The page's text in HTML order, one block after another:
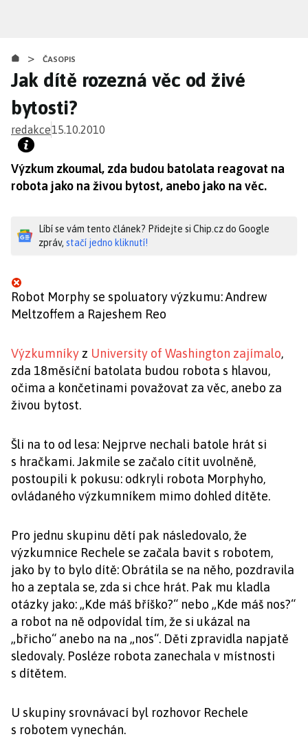
obsahu
> ČASOPIS
Jak dítě rozezná věc od živé
bytosti?
redakce15.10.2010
Výzkum zkoumal, zda budou batolata reagovat na
robota jako na živou bytost, anebo jako na věc.
Líbí se vám tento článek? Přidejte si Chip.cz do Google
zpráv, stačí jedno kliknutí!
Robot Morphy se spoluatory výzkumu: Andrew
Meltzoffem a Rajeshem Reo
Výzkumníky z University of Washington zajímalo,
zda 18měsíční batolata budou robota s hlavou,
očima a končetinami považovat za věc, anebo za
živou bytost.
Šli na to od lesa: Nejprve nechali batole hrát si
s hračkami. Jakmile se začalo cítit uvolněně,
postoupili k pokusu: odkryli robota Morphyho,
ovládaného výzkumníkem mimo dohled dítěte.
Pro jednu skupinu dětí pak následovalo, že
výzkumnice Rechele se začala bavit s robotem,
jako by to bylo dítě: Obrátila se na něho, pozdravila
ho a zeptala se, zda si chce hrát. Pak mu kladla
otázky jako: „Kde máš bříško?“ nebo „Kde máš nos?“
a robot na ně odpovídal tím, že si ukázal na
„břicho“ anebo na na „nos“. Děti zpravidla napjatě
sledovaly. Posléze robota zanechala v místnosti
s dítětem.
U skupiny srovnávací byl rozhovor Rechele
s robotem vynechán.